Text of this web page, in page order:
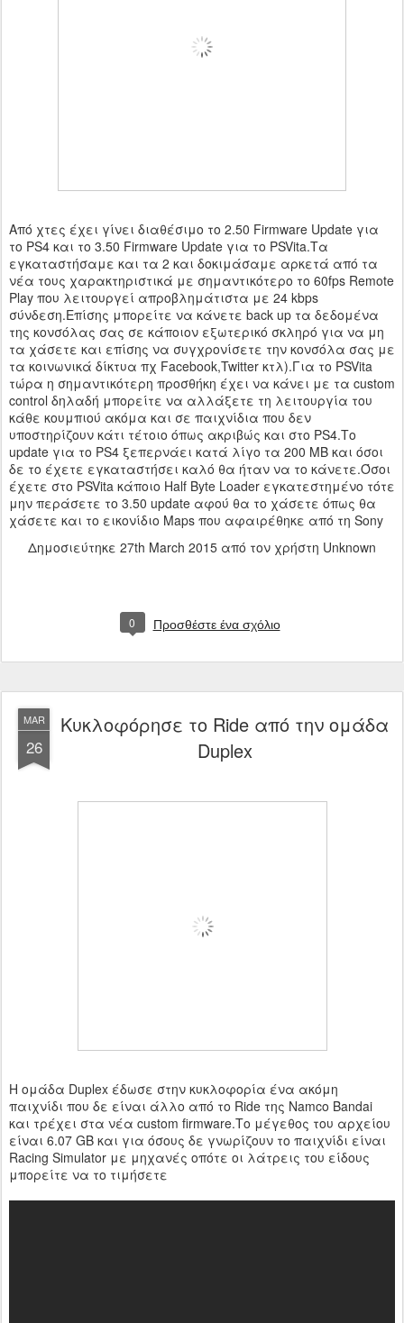
Από χτες έχει γίνει διαθέσιμο το 2.50 Firmware Update για
το PS4 και το 3.50 Firmware Update για το PSVita.Τα
εγκαταστήσαμε και τα 2 και δοκιμάσαμε αρκετά από τα
νέα τους χαρακτηριστικά με σημαντικότερο το 60fps Remote
Play που λειτουργεί απροβλημάτιστα με 24 kbps
σύνδεση.Επίσης μπορείτε να κάνετε back up τα δεδομένα
της κονσόλας σας σε κάποιον εξωτερικό σκληρό για να μη
τα χάσετε και επίσης να συγχρονίσετε την κονσόλα σας με
τα κοινωνικά δίκτυα πχ Facebook,Twitter κτλ).Για το PSVita
τώρα η σημαντικότερη προσθήκη έχει να κάνει με τα custom
control δηλαδή μπορείτε να αλλάξετε τη λειτουργία του
κάθε κουμπιού ακόμα και σε παιχνίδια που δεν
υποστηρίζουν κάτι τέτοιο όπως ακριβώς και στο PS4.Το
update για το PS4 ξεπερνάει κατά λίγο τα 200 MB και όσοι
δε το έχετε εγκαταστήσει καλό θα ήταν να το κάνετε.Όσοι
έχετε στο PSVita κάποιο Half Byte Loader εγκατεστημένο τότε
μην περάσετε το 3.50 update αφού θα το χάσετε όπως θα
χάσετε και το εικονίδιο Maps που αφαιρέθηκε από τη Sony
Δημοσιεύτηκε 27th March 2015 από τον χρήστη Unknown
0 Προσθέστε ένα σχόλιο
MAR
26
Κυκλοφόρησε το Ride από την ομάδα
Duplex
Η ομάδα Duplex έδωσε στην κυκλοφορία ένα ακόμη
παιχνίδι που δε είναι άλλο από το Ride της Namco Bandai
και τρέχει στα νέα custom firmware.Το μέγεθος του αρχείου
είναι 6.07 GB και για όσους δε γνωρίζουν το παιχνίδι είναι
Racing Simulator με μηχανές οπότε οι λάτρεις του είδους
μπορείτε να το τιμήσετε